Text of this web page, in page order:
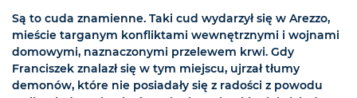
Są to cuda znamienne. Taki cud wydarzył się w Arezzo,
mieście targanym konfliktami wewnętrznymi i wojnami
domowymi, naznaczonymi przelewem krwi. Gdy
Franciszek znalazł się w tym miejscu, ujrzał tłumy
demonów, które nie posiadały się z radości z powodu